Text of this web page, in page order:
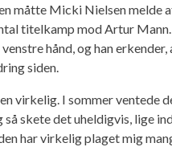
måtte Micki Nielsen melde
titelkamp mod Artur
hånd, og han erkender,
siden.
virkelig. I sommer ventede
skete det uheldigvis, lige
har virkelig plaget mig